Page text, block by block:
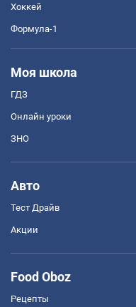
Хоккей
Формула-1
Моя школа
ГДЗ
Онлайн уроки
ЗНО
Авто
Тест Драйв
Акции
Food Oboz
Рецепты